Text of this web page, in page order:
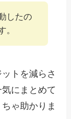
したの
。
トを減らさ
にまとめて
ゃ助かりま